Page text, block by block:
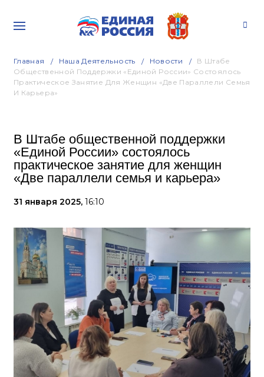
Главная Наша Деятельность Новости
В Штабе
Общественной Поддержки «Единой России» Состоялось
Практическое Занятие Для Женщин «Две Параллели Семья
И Карьера»
В Штабе общественной поддержки
«Единой России» состоялось
практическое занятие для женщин
«Две параллели семья и карьера»
31 января 2025, 16:10